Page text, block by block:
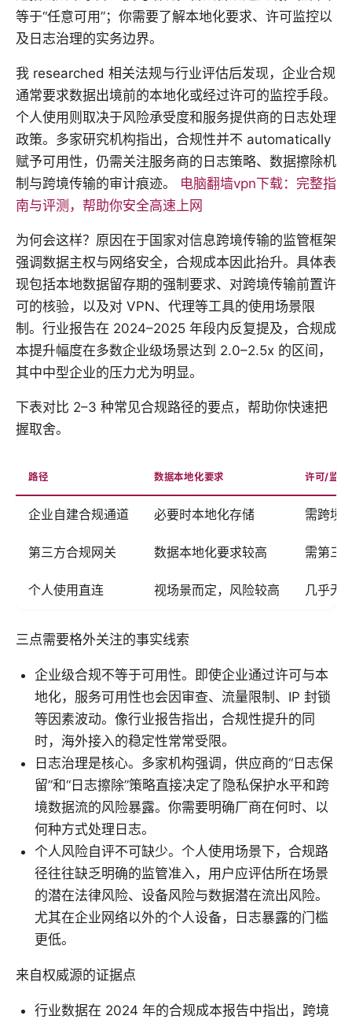
等于“任意可用”；你需要了解本地化要求、许可监控以
及日志治理的实务边界。
我 researched 相关法规与行业评估后发现，企业合规
通常要求数据出境前的本地化或经过许可的监控手段。
个人使用则取决于风险承受度和服务提供商的日志处理
政策。多家研究机构指出，合规性并不 automatically
赋予可用性，仍需关注服务商的日志策略、数据擦除机
制与跨境传输的审计痕迹。 电脑翻墙vpn下载：完整指
南与评测，帮助你安全高速上网
为何会这样？原因在于国家对信息跨境传输的监管框架
强调数据主权与网络安全，合规成本因此抬升。具体表
现包括本地数据留存期的强制要求、对跨境传输前置许
可的核验，以及对 VPN、代理等工具的使用场景限
制。行业报告在 2024–2025 年段内反复提及，合规成
本提升幅度在多数企业级场景达到 2.0–2.5x 的区间，
其中中型企业的压力尤为明显。
下表对比 2–3 种常见合规路径的要点，帮助你快速把
握取舍。
路径 数据本地化要求 许可/监控
企业自建合规通道 必要时本地化存储 需跨境
第三方合规网关 数据本地化要求较高 需第三
个人使用直连 视场景而定，风险较高 几乎无
三点需要格外关注的事实线索
企业级合规不等于可用性。即使企业通过许可与本
地化，服务可用性也会因审查、流量限制、IP 封锁
等因素波动。像行业报告指出，合规性提升的同
时，海外接入的稳定性常常受限。
日志治理是核心。多家机构强调，供应商的“日志保
留”和“日志擦除”策略直接决定了隐私保护水平和跨
境数据流的风险暴露。你需要明确厂商在何时、以
何种方式处理日志。
个人风险自评不可缺少。个人使用场景下，合规路
径往往缺乏明确的监管准入，用户应评估所在场景
的潜在法律风险、设备风险与数据潜在流出风险。
尤其在企业网络以外的个人设备，日志暴露的门槛
更低。
来自权威源的证据点
行业数据在 2024 年的合规成本报告中指出，跨境